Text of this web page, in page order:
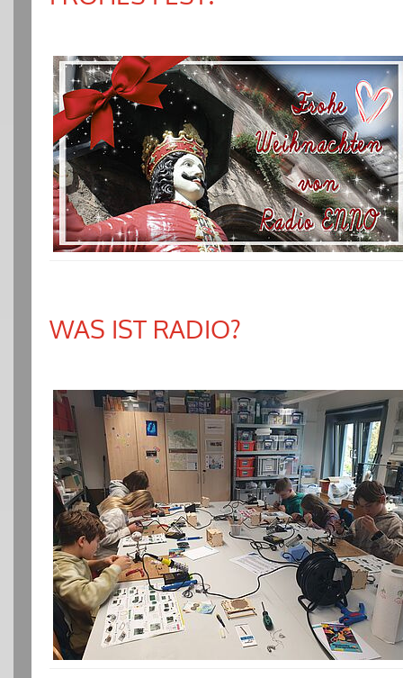
WAS IST RADIO?